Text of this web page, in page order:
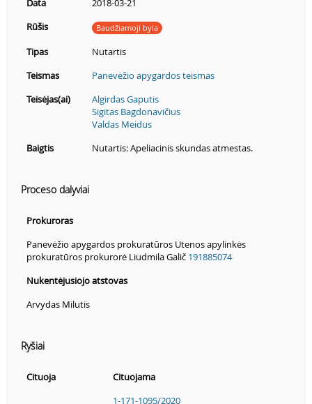
Data
2018-03-21
Rūšis
Baudžiamoji byla
Tipas
Nutartis
Teismas
Panevėžio apygardos teismas
Teisėjas(ai)
Algirdas Gaputis
Sigitas Bagdonavičius
Valdas Meidus
Baigtis
Nutartis: Apeliacinis skundas atmestas.
Proceso dalyviai
Prokuroras
Panevėžio apygardos prokuratūros Utenos apylinkės
prokuratūros prokurorė Liudmila Galič 191885074
Nukentėjusiojo atstovas
Arvydas Milutis
Ryšiai
Cituoja
Cituojama
1-171-1095/2020